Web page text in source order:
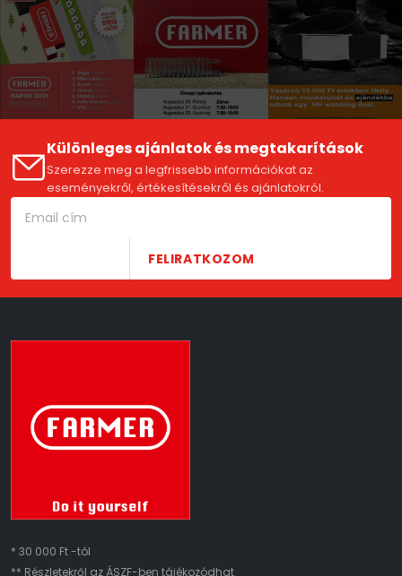
Különleges ajánlatok és megtakarítások
Szerezze meg a legfrissebb információkat az
eseményekről, értékesítésekről és ajánlatokról.
FELIRATKOZOM
* 30 000 Ft -tól
** Részletekről az ÁSZF-ben tájékozódhat